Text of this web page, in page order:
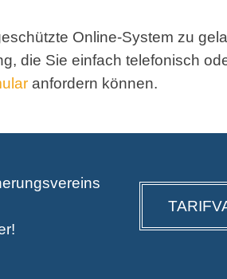
Online-System zu
die Sie einfach telefonisch
anfordern können.